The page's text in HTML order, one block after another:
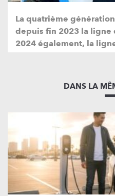
La quatrième
depuis fin 2023 la ligne
2024 également, la
DANS LA